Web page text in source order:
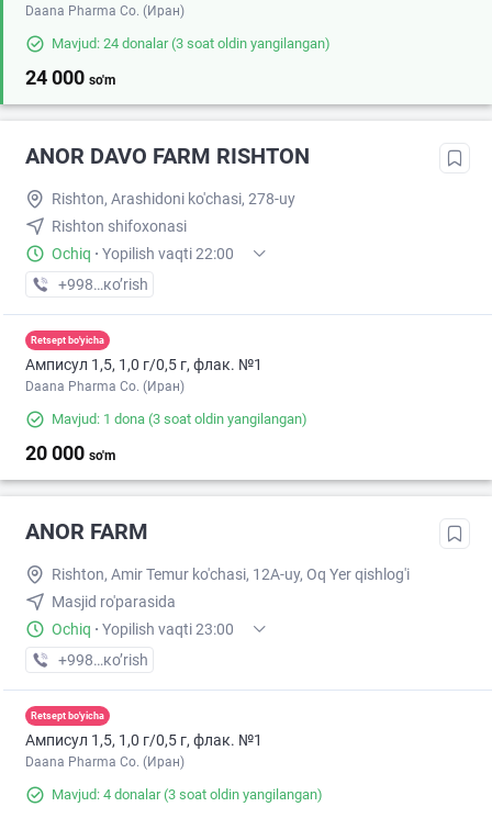
Daana Pharma Co. (Иран)
Mavjud: 24 donalar(3 soat oldin yangilangan)
24 000 so'm
ANOR DAVO FARM RISHTON
Rishton, Arashidoni ko'chasi, 278-uy
Rishton shifoxonasi
Ochiq · Yopilish vaqti 22:00
+998 (90) XXX-XX-XX
кo’rish
Retsept bo'yicha
Амписул 1,5, 1,0 г/0,5 г, флак. №1
Daana Pharma Co. (Иран)
Mavjud: 1 dona (3 soat oldin yangilangan)
20 000 so'm
ANOR FARM
Rishton, Amir Temur ko'chasi, 12A-uy, Oq Yer qishlog'i
Masjid ro'parasida
Ochiq · Yopilish vaqti 23:00
+998 (55) XXX-XX-XX
кo’rish
Retsept bo'yicha
Амписул 1,5, 1,0 г/0,5 г, флак. №1
Daana Pharma Co. (Иран)
Mavjud: 4 donalar(3 soat oldin yangilangan)